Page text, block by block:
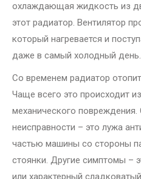
охлаждающая жидкость из
этот радиатор. Вентилятор
который нагревается и
даже в самый холодный день.
Со временем радиатор
Чаще всего это происходит
механического
неисправности – это лужа
частью машины со стороны
стоянки. Другие симптомы –